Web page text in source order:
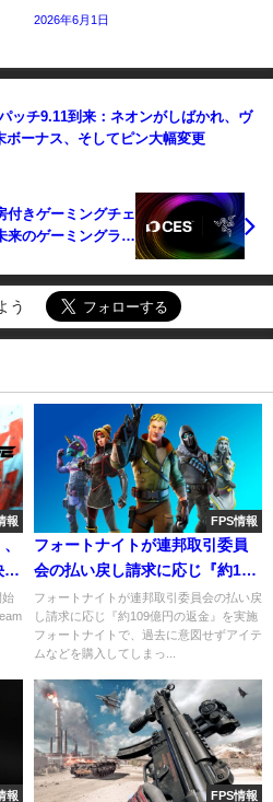
2026年6月1日
ッチ9.11到来：ネオンがしばかれ、ヴ
ボーナス、そしてピン大幅変更
付きゲーミングチェ
来のゲーミングライ
う
報
始
FPS情報
フォートナイトが連邦取引委員
会の払い戻し請求に応じ『約109
億円の返金』を実施
フォートナイトが連邦取引委員会の払い戻
し請求に応じ『約109億円の返金』を実施
フォートナイトで、過去に意図せずアイテ
ムなどを購入してしまっ...
報 FPS情報